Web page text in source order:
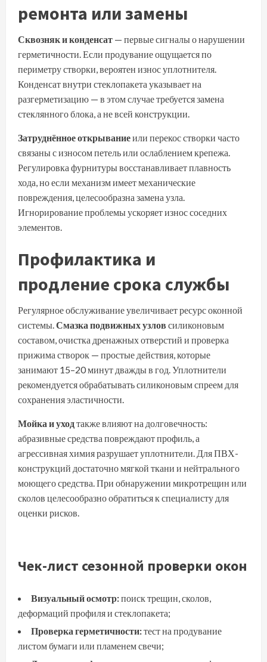
ремонта или замены
Сквозняк и конденсат — первые сигналы о нарушении
герметичности. Если продувание ощущается по
периметру створки, вероятен износ уплотнителя.
Конденсат внутри стеклопакета указывает на
разгерметизацию — в этом случае требуется замена
стеклянного блока, а не всей конструкции.
Затруднённое открываниеили перекос створки часто
связаны с износом петель или ослаблением крепежа.
Регулировка фурнитуры восстанавливает плавность
хода, но если механизм имеет механические
повреждения, целесообразна замена узла.
Игнорирование проблемы ускоряет износ соседних
элементов.
Профилактика и
продление срока службы
Регулярное обслуживание увеличивает ресурс оконной
системы.Смазка подвижных узлов силиконовым
составом, очистка дренажных отверстий и проверка
прижима створок — простые действия, которые
занимают 15–20 минут дважды в год. Уплотнители
рекомендуется обрабатывать силиконовым спреем для
сохранения эластичности.
Мойка и уходтакже влияют на долговечность:
абразивные средства повреждают профиль, а
агрессивная химия разрушает уплотнители. Для ПВХ-
конструкций достаточно мягкой ткани и нейтрального
моющего средства. При обнаружении микротрещин или
сколов целесообразно обратиться к специалисту для
оценки рисков.
Чек-лист сезонной проверки окон
Визуальный осмотр:поиск трещин, сколов,
деформаций профиля и стеклопакета;
Проверка герметичности:тест на продувание
листом бумаги или пламенем свечи;